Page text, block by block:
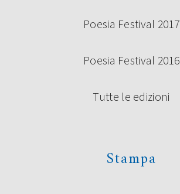
Poesia Festival 2017
Poesia Festival 2016
Tutte le edizioni
Stampa